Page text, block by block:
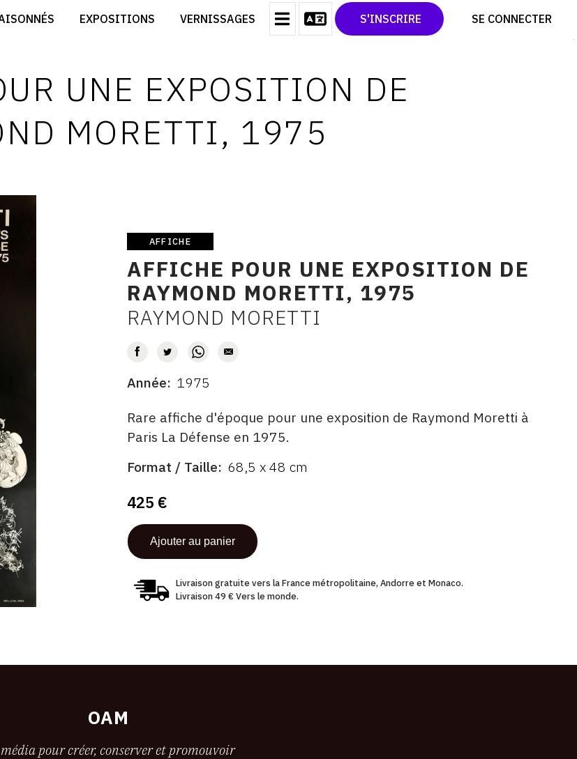
EXPOSITIONS VERNISSAGES S'INSCRIRE SE CONNECTER
CRÉER SON CATALOGUE D'EXPO
CONTACT
CGU
TWITTER
PINTEREST
UNE EXPOSITION DE
MORETTI, 1975
Affiche
AFFICHE
AFFICHE POUR UNE EXPOSITION DE
RAYMOND MORETTI, 1975
AUTEUR
RAYMOND MORETTI
DATE
Année 1975
DESCRITPTION
Rare affiche d'époque pour une exposition de Raymond Moretti à
Paris La Défense en 1975.
ÉDITÉ
FORMAT
Format / Taille 68,5 x 48 cm
ÉTAT
425 €
Livraison gratuite vers la France métropolitaine, Andorre et Monaco.
Livraison 49 € Vers le monde.
OAM
pour créer, conserver et promouvoir